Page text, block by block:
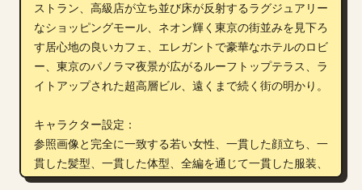
ストラン、高級店が立ち並び床が反射するラグジュアリー
なショッピングモール、ネオン輝く東京の街並みを見下ろ
す居心地の良いカフェ、エレガントで豪華なホテルのロビ
ー、東京のパノラマ夜景が広がるルーフトップテラス、ラ
イトアップされた超高層ビル、遠くまで続く街の明かり。
キャラクター設定：
参照画像と完全に一致する若い女性、一貫した顔立ち、一
貫した髪型、一貫した体型、全編を通じて一貫した服装、
スタイリッシュな旅行者の装い、モダンなスーツケースを